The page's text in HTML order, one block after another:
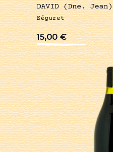
DAVID (Dne. Jean)
Séguret
15,00€